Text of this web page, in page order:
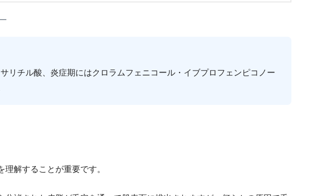
リチル酸、炎症期にはクロラムフェニコール・イブプロフェンピコノー
解することが重要です。